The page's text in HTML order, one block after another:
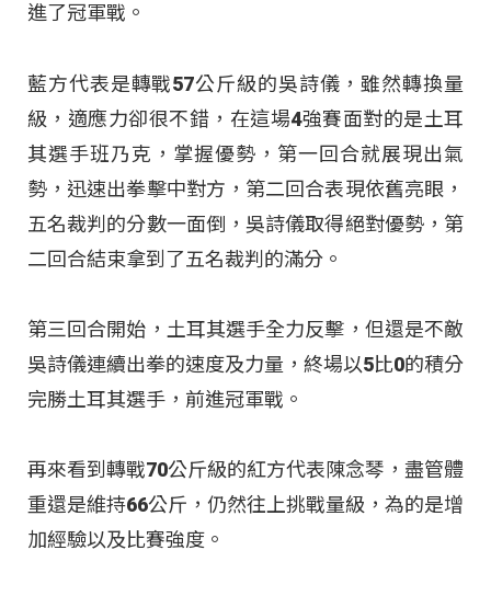
進了冠軍戰。
藍方代表是轉戰57公斤級的吳詩儀，雖然轉換量
級，適應力卻很不錯，在這場4強賽面對的是土耳
其選手班乃克，掌握優勢，第一回合就展現出氣
勢，迅速出拳擊中對方，第二回合表現依舊亮眼，
五名裁判的分數一面倒，吳詩儀取得絕對優勢，第
二回合結束拿到了五名裁判的滿分。
第三回合開始，土耳其選手全力反擊，但還是不敵
吳詩儀連續出拳的速度及力量，終場以5比0的積分
完勝土耳其選手，前進冠軍戰。
再來看到轉戰70公斤級的紅方代表陳念琴，盡管體
重還是維持66公斤，仍然往上挑戰量級，為的是增
加經驗以及比賽強度。